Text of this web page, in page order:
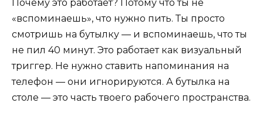
Почему это работает? Потому что ты не
«вспоминаешь», что нужно пить. Ты просто
смотришь на бутылку — и вспоминаешь, что ты
не пил 40 минут. Это работает как визуальный
триггер. Не нужно ставить напоминания на
телефон — они игнорируются. А бутылка на
столе — это часть твоего рабочего пространства.